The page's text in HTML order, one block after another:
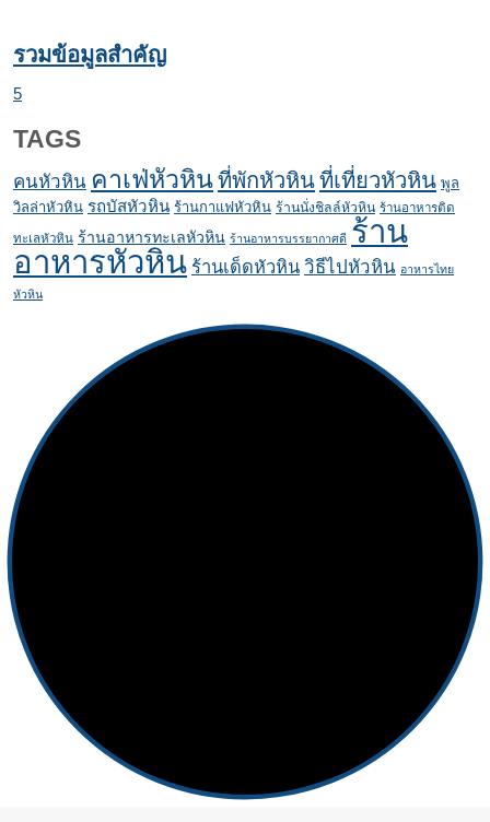
รวมข้อมูลสำคัญ
5
TAGS
คนหัวหิน คาเฟ่หัวหินที่พักหัวหินที่เที่ยวหัวหิน พูล
วิลล่าหัวหิน รถบัสหัวหิน ร้านกาแฟหัวหิน ร้านนั่งชิลล์หัวหิน ร้านอาหารติด
ทะเลหัวหิน ร้านอาหารทะเลหัวหิน ร้านอาหารบรรยากาศดี ร้าน
อาหารหัวหิน ร้านเด็ดหัวหิน วิธีไปหัวหิน อาหารไทย
หัวหิน